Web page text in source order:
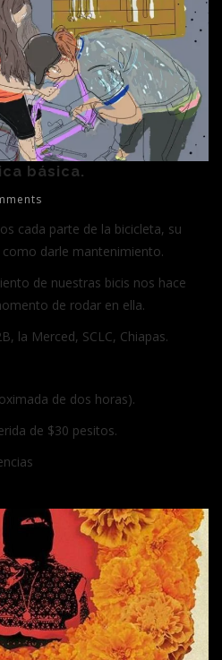
básica.
cada parte de la bicicleta, su
darle mantenimiento.
de nuestras bicis nos hace
de rodar en ella.
la Merced, SCLC, Chiapas.
de dos horas).
de $30 pesitos.